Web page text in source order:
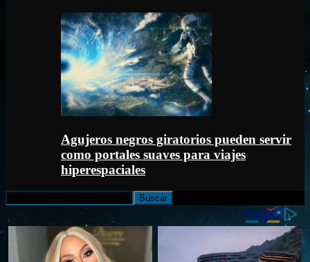
Agujeros negros giratorios pueden servir
como portales suaves para viajes
hiperespaciales